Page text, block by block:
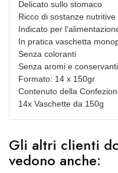
Delicato sullo stomaco
Ricco di sostanze
Indicato per
In pratica vaschetta
Senza coloranti
Senza aromi e
Formato: 14 x 150gr
Contenuto della
14x Vaschette da 150g
Gli altri clienti
vedono anche: